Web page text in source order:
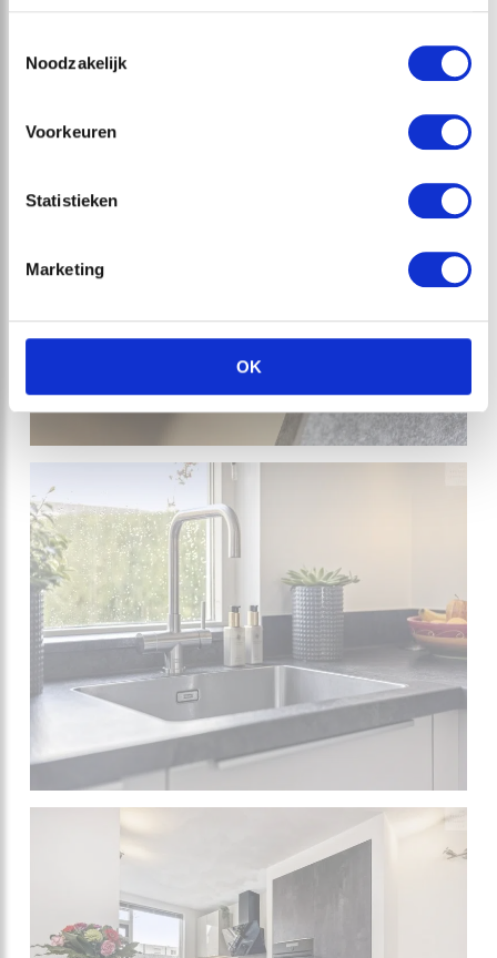
Noodzakelijk
Voorkeuren
Statistieken
Marketing
OK